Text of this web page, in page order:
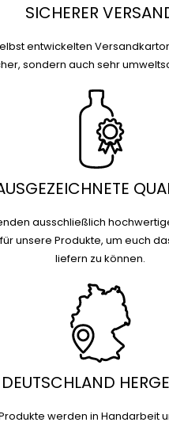
SICHERER
entwickelten
sondern auch sehr
ausschließlich
unsere Produkte, um euch
liefern zu können.
werden in Handarbeit